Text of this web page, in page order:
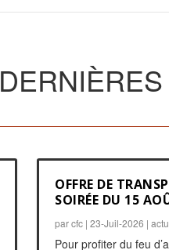
OFFRE DE
SOIRÉE DU 15
parcfc |23-Juil-2026 |
Pour profiter du feu